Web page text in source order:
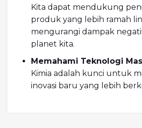
Kita dapat mendukung
produk yang lebih ramah
mengurangi dampak
planet kita.
Memahami Teknologi
Kimia adalah kunci untuk
inovasi baru yang lebih